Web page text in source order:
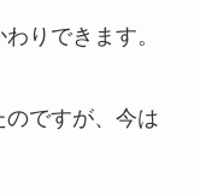
りできます。
ですが、今は